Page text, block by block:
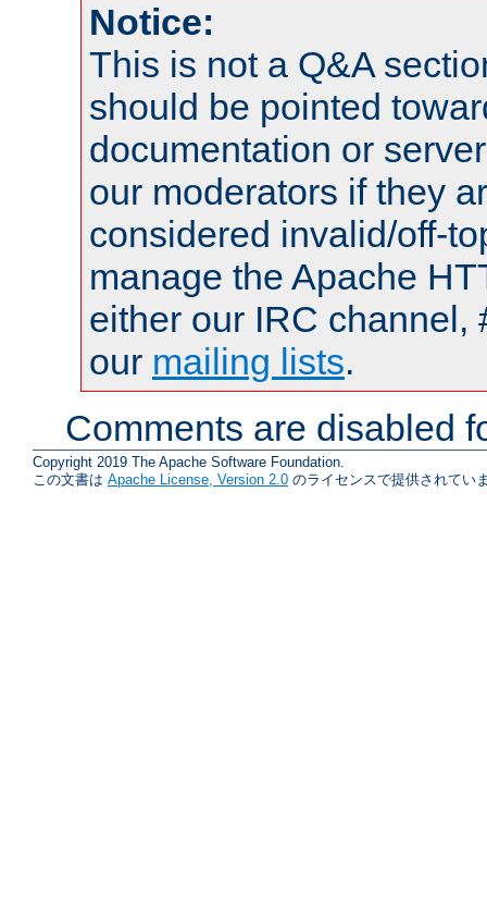
Notice:
This is not a Q&A
should be pointed
documentation or
our moderators if they
considered invalid/off-
manage the Apache
either our IRC channel,
our mailing lists.
Comments are disabled
Copyright 2019 The Apache Software Foundation.
この文書は Apache License, Version 2.0 のライセンスで提供されてい